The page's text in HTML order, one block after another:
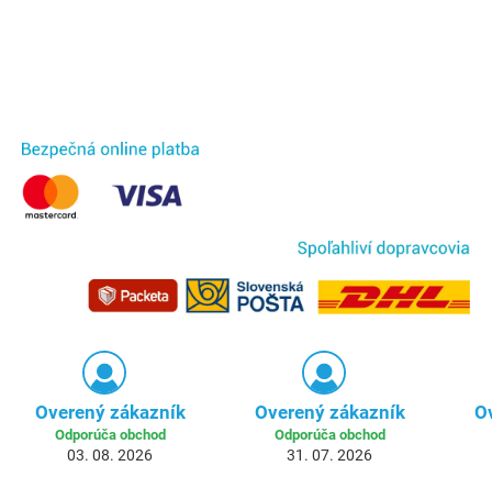
Overený zákazník
Odporúča obchod
03. 08. 2026
Overený zákazník
Odporúča obchod
31. 07. 2026